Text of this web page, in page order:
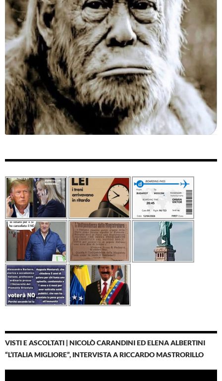
VISTI E ASCOLTATI | NICOLÒ CARANDINI ED ELENA ALBERTINI
“L’ITALIA MIGLIORE”, INTERVISTA A RICCARDO MASTRORILLO